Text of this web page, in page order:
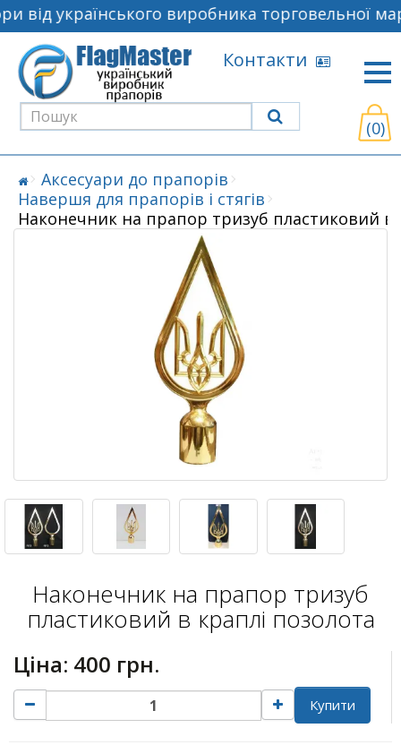
від українського виробника торговельної
Контакти
(0)
Аксесуари до прапорів
Навершя для прапорів і стягів
Наконечник на прапор тризуб пластиковий в
Наконечник на прапор тризуб
пластиковий в краплі позолота
Ціна: 400 грн.
Купити